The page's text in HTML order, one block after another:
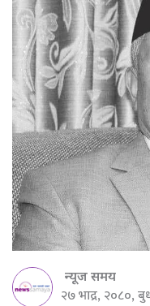
न्यूज समय
२७ भाद्र, २०८०,